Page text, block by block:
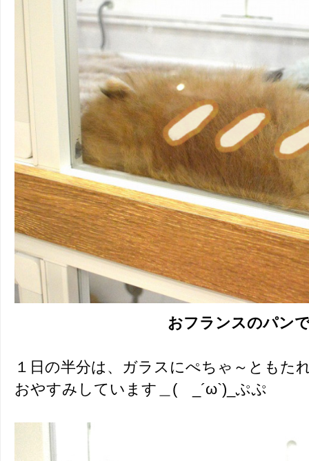
おフランスのパン
１日の半分は、ガラスにぺちゃ～ともた
おやすみしています＿( _´ω`)_ぷぷ